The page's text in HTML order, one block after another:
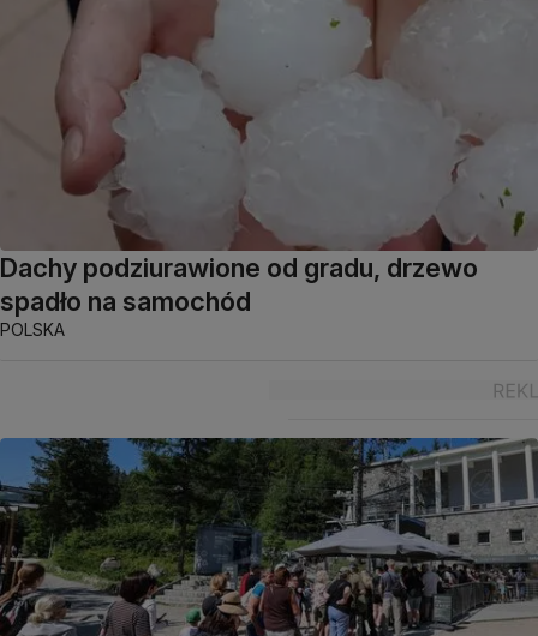
Dachy podziurawione od gradu, drzewo
spadło na samochód
POLSKA